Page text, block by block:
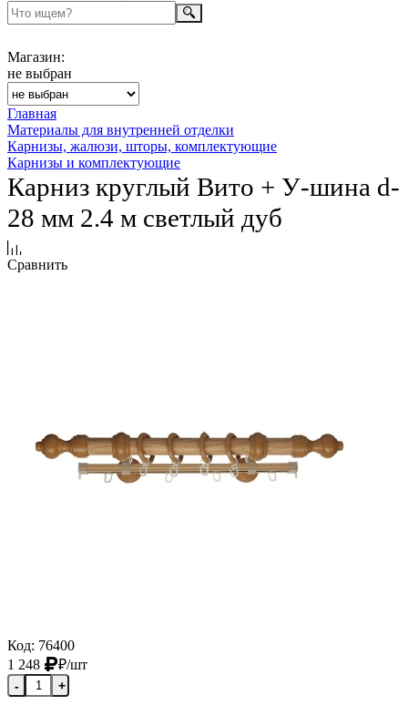
Магазин:
не выбран
Главная
Материалы для внутренней отделки
Карнизы, жалюзи, шторы, комплектующие
Карнизы и комплектующие
Карниз круглый Вито + У-шина d-
28 мм 2.4 м светлый дуб
Сравнить
Код: 76400
1 248
₽/шт
- +